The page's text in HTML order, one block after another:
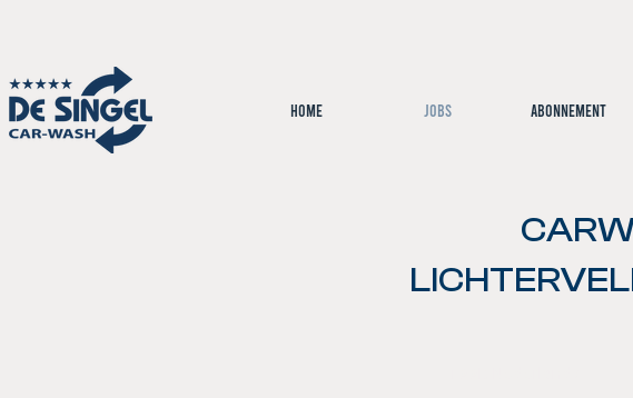
Home Jobs Abonnement